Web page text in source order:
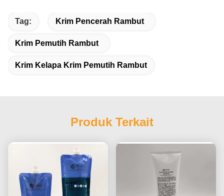
Tag: Krim Pencerah Rambut
Krim Pemutih Rambut
Krim Kelapa Krim Pemutih Rambut
Produk Terkait